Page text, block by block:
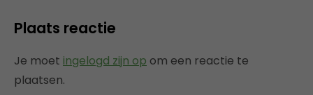
Plaats reactie
Je moet ingelogd zijn op om een reactie te
plaatsen.